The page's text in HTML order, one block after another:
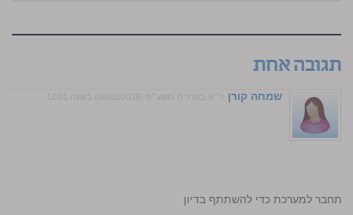
תגובה אחת
שמחה קורן כ״א באדר ה׳תשע״ח (08/03/2018) בשעה 12:01
התחבר למערכת כדי להשתתף בדיון